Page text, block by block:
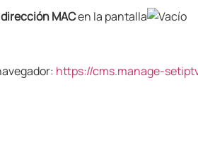
MACen la pantalla
https://cms.manage-